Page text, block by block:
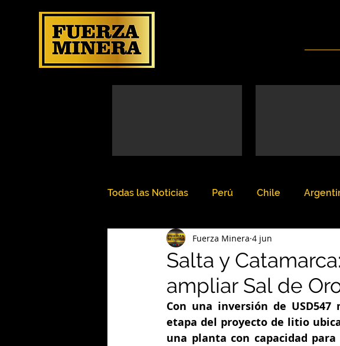
Todas las Noticias Perú Chile
Salta y
ampliar Sal de
Fuerza Minera 4 jun
Con una inversión de
etapa del proyecto de litio
una planta con capacidad